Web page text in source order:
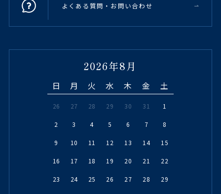
よくある質問・お問い合わせ
2026年8月
日 月 火 水 木 金 土
26 27 28 29 30 31 1
2 3 4 5 6 7 8
9 10 11 12 13 14 15
16 17 18 19 20 21 22
23 24 25 26 27 28 29